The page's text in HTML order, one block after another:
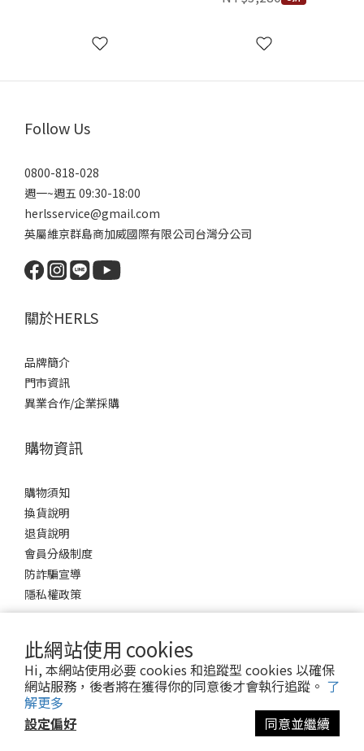
此網站使用 cookies
Hi, 本網站使用必要 cookies 和追蹤型 cookies 以確保
網站服務，後者將在獲得你的同意後才會執行追蹤。 了
解更多
設定偏好
同意並繼續
Follow Us
0800-818-028
週一~週五 09:30-18:00
herlsservice@gmail.com
英屬維京群島商加威國際有限公司台灣分公司
關於HERLS
品牌簡介
門市資訊
異業合作/企業採購
購物資訊
購物須知
換貨說明
退貨說明
會員分級制度
防詐騙宣導
隱私權政策
$TWD